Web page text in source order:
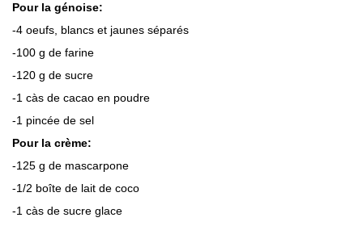
Pour la génoise:
-4 oeufs, blancs et jaunes séparés
-100 g de farine
-120 g de sucre
-1 càs de cacao en poudre
-1 pincée de sel
Pour la crème:
-125 g de mascarpone
-1/2 boîte de lait de coco
-1 càs de sucre glace